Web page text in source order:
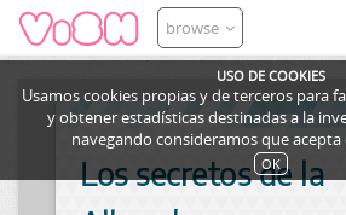
USO DE COOKIES
Usamos cookies propias y de terceros para
y obtener estadísticas destinadas a la
navegando consideramos que acepta
OK
browse